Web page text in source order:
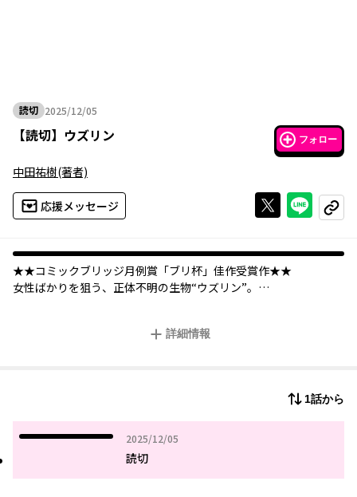
読切 2025/12/05
2025年12月05日
【読切】 ウズリン フォロー
中田祐樹(著者)
応援メッセージ Xで投稿する
ライン
コピー
★★コミックブリッジ月例賞「ブリ杯」佳作受賞作★★
女性ばかりを狙う、正体不明の生物“ウズリン”。
男友達と過ごすほうが気楽だと思っていたが、ウズリンとの遭遇
詳細情報
1話から
2025/12/05
2025年12月05日
読切